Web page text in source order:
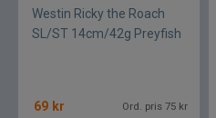
Westin Ricky the Roach
SL/ST 14cm/42g Preyfish
69 kr Ord. pris 75 kr